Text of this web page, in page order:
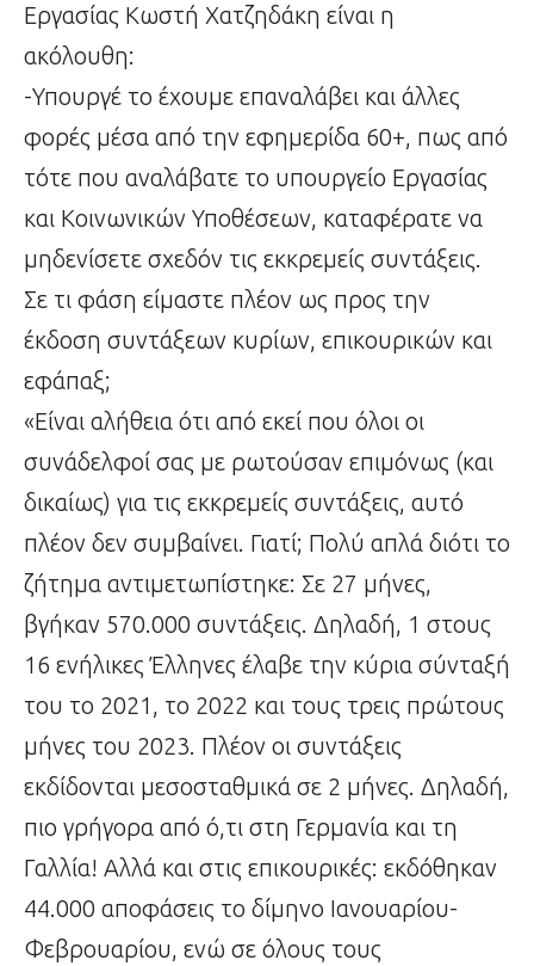
Εργασίας Κωστή Χατζηδάκη είναι η
ακόλουθη:
-Υπουργέ το έχουμε επαναλάβει και άλλες
φορές μέσα από την εφημερίδα 60+, πως από
τότε που αναλάβατε το υπουργείο Εργασίας
και Κοινωνικών Υποθέσεων, καταφέρατε να
μηδενίσετε σχεδόν τις εκκρεμείς συντάξεις.
Σε τι φάση είμαστε πλέον ως προς την
έκδοση συντάξεων κυρίων, επικουρικών και
εφάπαξ;
«Είναι αλήθεια ότι από εκεί που όλοι οι
συνάδελφοί σας με ρωτούσαν επιμόνως (και
δικαίως) για τις εκκρεμείς συντάξεις, αυτό
πλέον δεν συμβαίνει. Γιατί; Πολύ απλά διότι το
ζήτημα αντιμετωπίστηκε: Σε 27 μήνες,
βγήκαν 570.000 συντάξεις. Δηλαδή, 1 στους
16 ενήλικες Έλληνες έλαβε την κύρια σύνταξή
του το 2021, το 2022 και τους τρεις πρώτους
μήνες του 2023. Πλέον οι συντάξεις
εκδίδονται μεσοσταθμικά σε 2 μήνες. Δηλαδή,
πιο γρήγορα από ό,τι στη Γερμανία και τη
Γαλλία! Αλλά και στις επικουρικές: εκδόθηκαν
44.000 αποφάσεις το δίμηνο Ιανουαρίου-
Φεβρουαρίου, ενώ σε όλους τους